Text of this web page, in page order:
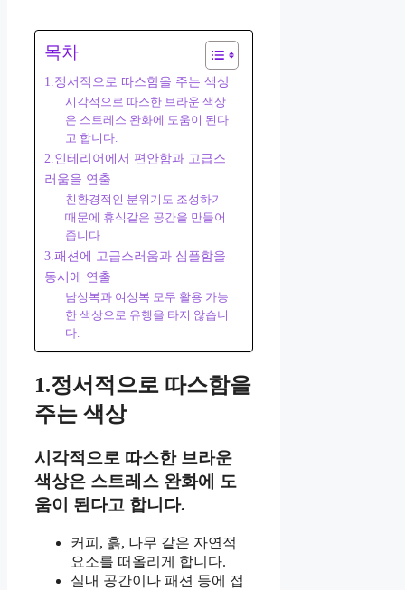
목차
1.정서적으로 따스함을 주는 색상
시각적으로 따스한 브라운 색상
은 스트레스 완화에 도움이 된다
고 합니다.
2.인테리어에서 편안함과 고급스
러움을 연출
친환경적인 분위기도 조성하기
때문에 휴식같은 공간을 만들어
줍니다.
3.패션에 고급스러움과 심플함을
동시에 연출
남성복과 여성복 모두 활용 가능
한 색상으로 유행을 타지 않습니
다.
1.정서적으로 따스함을
주는 색상
시각적으로 따스한 브라운
색상은 스트레스 완화에 도
움이 된다고 합니다.
커피, 흙, 나무 같은 자연적
요소를 떠올리게 합니다.
실내 공간이나 패션 등에 접